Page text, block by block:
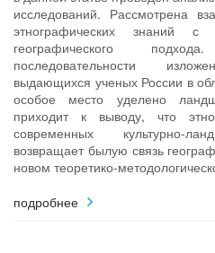
исследований. Рассмотрена
этнографических знаний с
географического
последовательности
выдающихся ученых России в
особое место уделено
приходит к выводу, что
современных культурно-
возвращает былую связь
новом теоретико-
подробнее